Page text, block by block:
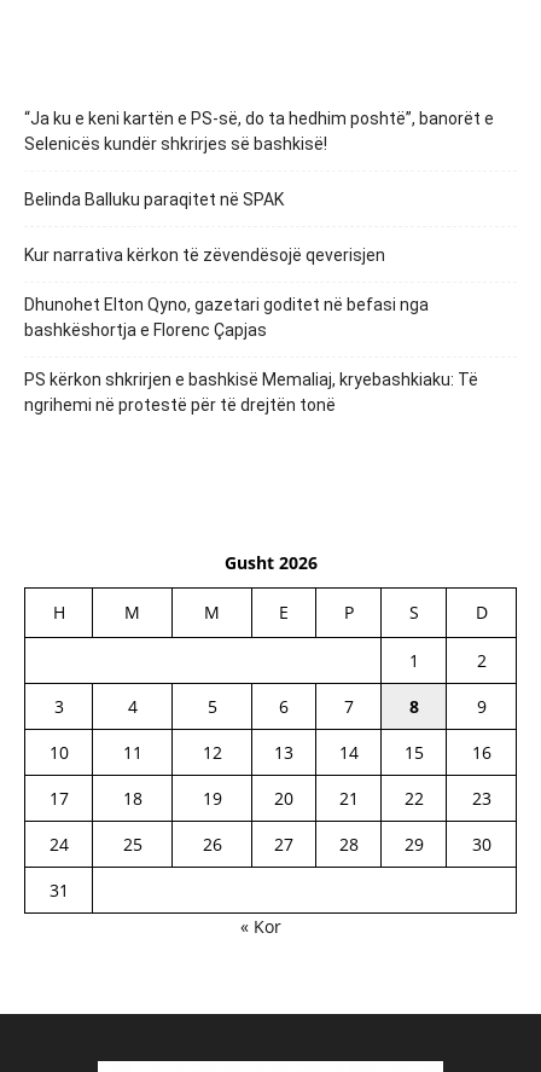
“Ja ku e keni kartën e PS-së, do ta hedhim poshtë”, banorët e
Selenicës kundër shkrirjes së bashkisë!
Belinda Balluku paraqitet në SPAK
Kur narrativa kërkon të zëvendësojë qeverisjen
Dhunohet Elton Qyno, gazetari goditet në befasi nga
bashkëshortja e Florenc Çapjas
PS kërkon shkrirjen e bashkisë Memaliaj, kryebashkiaku: Të
ngrihemi në protestë për të drejtën tonë
Gusht 2026
H M M E P S D
1
2
3
4 5 6 7 8
9
10
11 12 13 14 15
16
17
18 19 20 21 22
23
24
25 26 27 28 29
30
31
« Kor